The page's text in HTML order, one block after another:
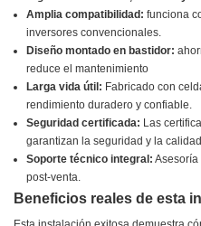
Amplia compatibilidad: funciona
inversores convencionales.
Diseño montado en bastidor:
reduce el mantenimiento
Larga vida útil: Fabricado con
rendimiento duradero y confiable.
Seguridad certificada: Las
garantizan la seguridad y la
Soporte técnico integral: Asesoría
post-venta.
Beneficios reales de esta